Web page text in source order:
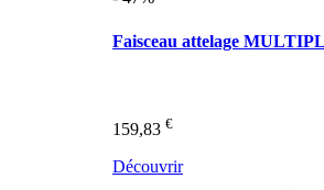
Faisceau attelage
159,83 €
Découvrir